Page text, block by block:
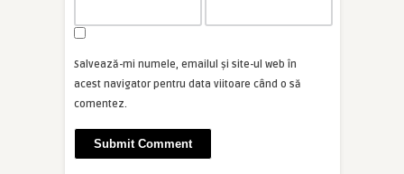
Salvează-mi numele, emailul și site-ul web în
acest navigator pentru data viitoare când o să
comentez.